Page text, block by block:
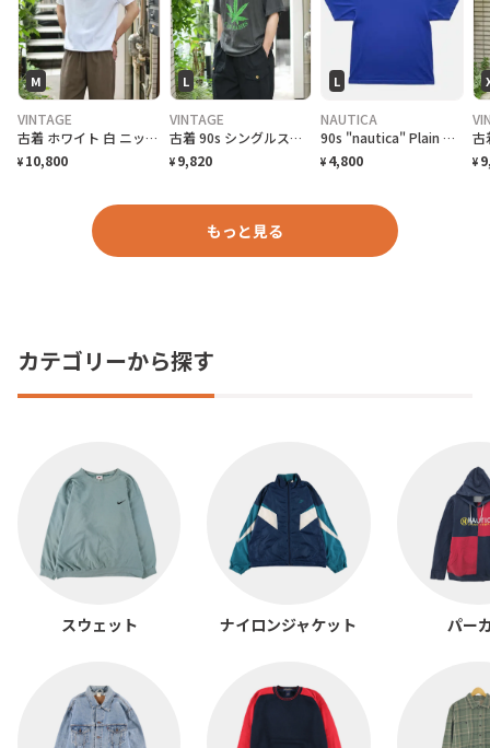
M
VINTAGE
古着 ホワイト 白 ニットポロ ポロシャツ 半袖ポロシャツ プルオーバー
¥ 10,800
L
VINTAGE
古着 90s シングルステッチ 大麻合法化運動 プリントTシャツ フェード
¥ 9,820
L
NAUTICA
90s "nautica" Plain T-Shirt ノーティカ 無地Tシャツ [L]
¥ 4,800 ¥
もっと見る
カテゴリーから探す
スウェット ナイロンジャケット パー